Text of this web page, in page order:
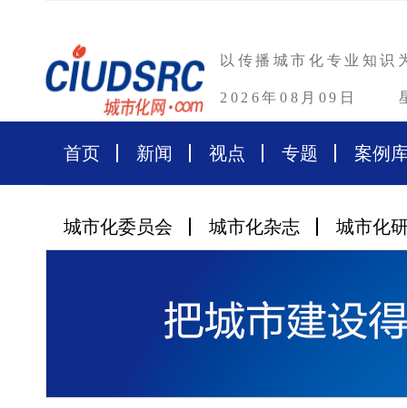
以传播城市化专业知识
2026年08月09日
首页 新闻 视点 专题 案例
城市化委员会 城市化杂志 城市化